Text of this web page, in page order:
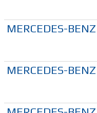
MERCEDES-BENZ
MERCEDES-BENZ